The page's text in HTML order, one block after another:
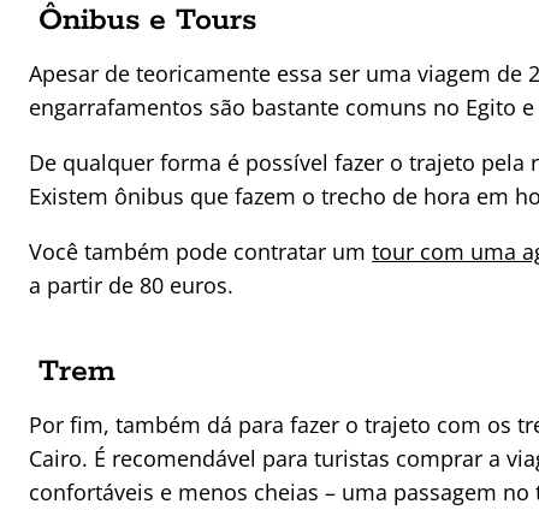
Ônibus e Tours
Apesar de teoricamente essa ser uma viagem de
engarrafamentos são bastante comuns no Egito
De qualquer forma é possível fazer o trajeto
Existem ônibus que fazem o trecho de hora em
Você também pode contratar um tour com uma
a partir de 80 euros.
Trem
Por fim, também dá para fazer o trajeto com os
Cairo. É recomendável para turistas comprar a
confortáveis e menos cheias – uma passagem